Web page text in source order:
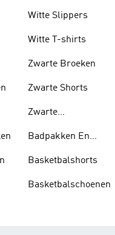
Witte Slippers
Witte T-shirts
Zwarte Broeken
Zwarte Shorts
Zwarte
Badpakken En
Basketbalshorts
Basketbalschoenen